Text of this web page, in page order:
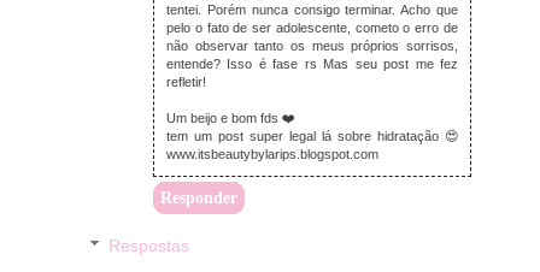
tentei. Porém nunca consigo terminar. Acho que
pelo o fato de ser adolescente, cometo o erro de
não observar tanto os meus próprios sorrisos,
entende? Isso é fase rs Mas seu post me fez
refletir!
Um beijo e bom fds ❤️
tem um post super legal lá sobre hidratação 😍
www.itsbeautybylarips.blogspot.com
Responder
Respostas